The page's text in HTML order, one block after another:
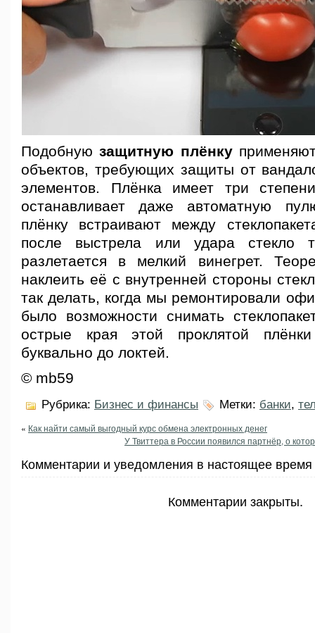
Подобнуюзащитную плёнку
объектов, требующих защиты от
элементов. Плёнка имеет три
останавливает даже автоматную
плёнку встраивают между
после выстрела или удара стекло
разлетается в мелкий винегрет.
наклеить её с внутренней стороны
так делать, когда мы ремонтировали
было возможности снимать
острые края этой проклятой
буквально до локтей.
© mb59
Рубрика: Бизнес и финансы Метки: банки,
« Как найти самый выгодный курс обмена электронных денег
У Твиттера в России появился партнёр, о
Комментарии и уведомления в настоящее
Комментарии закрыты.